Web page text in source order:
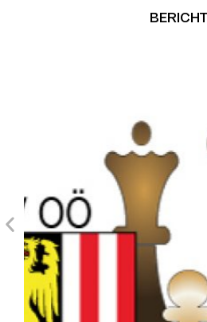
BERICHT